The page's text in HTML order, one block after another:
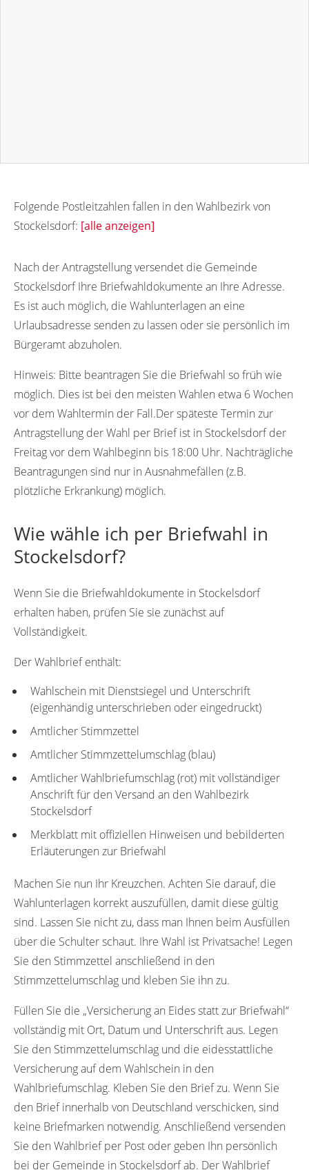
Folgende Postleitzahlen fallen in den Wahlbezirk von
Stockelsdorf: [alle anzeigen]
Nach der Antragstellung versendet die Gemeinde
Stockelsdorf Ihre Briefwahldokumente an Ihre Adresse.
Es ist auch möglich, die Wahlunterlagen an eine
Urlaubsadresse senden zu lassen oder sie persönlich im
Bürgeramt abzuholen.
Hinweis: Bitte beantragen Sie die Briefwahl so früh wie
möglich. Dies ist bei den meisten Wahlen etwa 6 Wochen
vor dem Wahltermin der Fall.Der späteste Termin zur
Antragstellung der Wahl per Brief ist in Stockelsdorf der
Freitag vor dem Wahlbeginn bis 18:00 Uhr. Nachträgliche
Beantragungen sind nur in Ausnahmefällen (z.B.
plötzliche Erkrankung) möglich.
Wie wähle ich per Briefwahl in
Stockelsdorf?
Wenn Sie die Briefwahldokumente in Stockelsdorf
erhalten haben, prüfen Sie sie zunächst auf
Vollständigkeit.
Der Wahlbrief enthält:
Wahlschein mit Dienstsiegel und Unterschrift
(eigenhändig unterschrieben oder eingedruckt)
Amtlicher Stimmzettel
Amtlicher Stimmzettelumschlag (blau)
Amtlicher Wahlbriefumschlag (rot) mit vollständiger
Anschrift für den Versand an den Wahlbezirk
Stockelsdorf
Merkblatt mit offiziellen Hinweisen und bebilderten
Erläuterungen zur Briefwahl
Machen Sie nun Ihr Kreuzchen. Achten Sie darauf, die
Wahlunterlagen korrekt auszufüllen, damit diese gültig
sind. Lassen Sie nicht zu, dass man Ihnen beim Ausfüllen
über die Schulter schaut. Ihre Wahl ist Privatsache! Legen
Sie den Stimmzettel anschließend in den
Stimmzettelumschlag und kleben Sie ihn zu.
Füllen Sie die „Versicherung an Eides statt zur Briefwahl“
vollständig mit Ort, Datum und Unterschrift aus. Legen
Sie den Stimmzettelumschlag und die eidesstattliche
Versicherung auf dem Wahlschein in den
Wahlbriefumschlag. Kleben Sie den Brief zu. Wenn Sie
den Brief innerhalb von Deutschland verschicken, sind
keine Briefmarken notwendig. Anschließend versenden
Sie den Wahlbrief per Post oder geben Ihn persönlich
bei der Gemeinde in Stockelsdorf ab. Der Wahlbrief